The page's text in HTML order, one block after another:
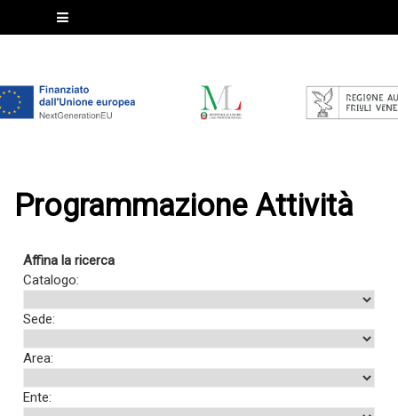
Programmazione Attività
Affina la ricerca
Catalogo:
Sede:
Area:
Ente: